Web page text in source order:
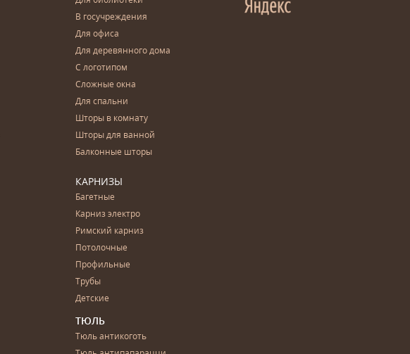
В госучреждения
Для офиса
Для деревянного дома
С логотипом
Сложные окна
Для спальни
Шторы в комнату
Шторы для ванной
Балконные шторы
КАРНИЗЫ
Багетные
Карниз электро
Римский карниз
Потолочные
Профильные
Трубы
Детские
ТЮЛЬ
Тюль антикоготь